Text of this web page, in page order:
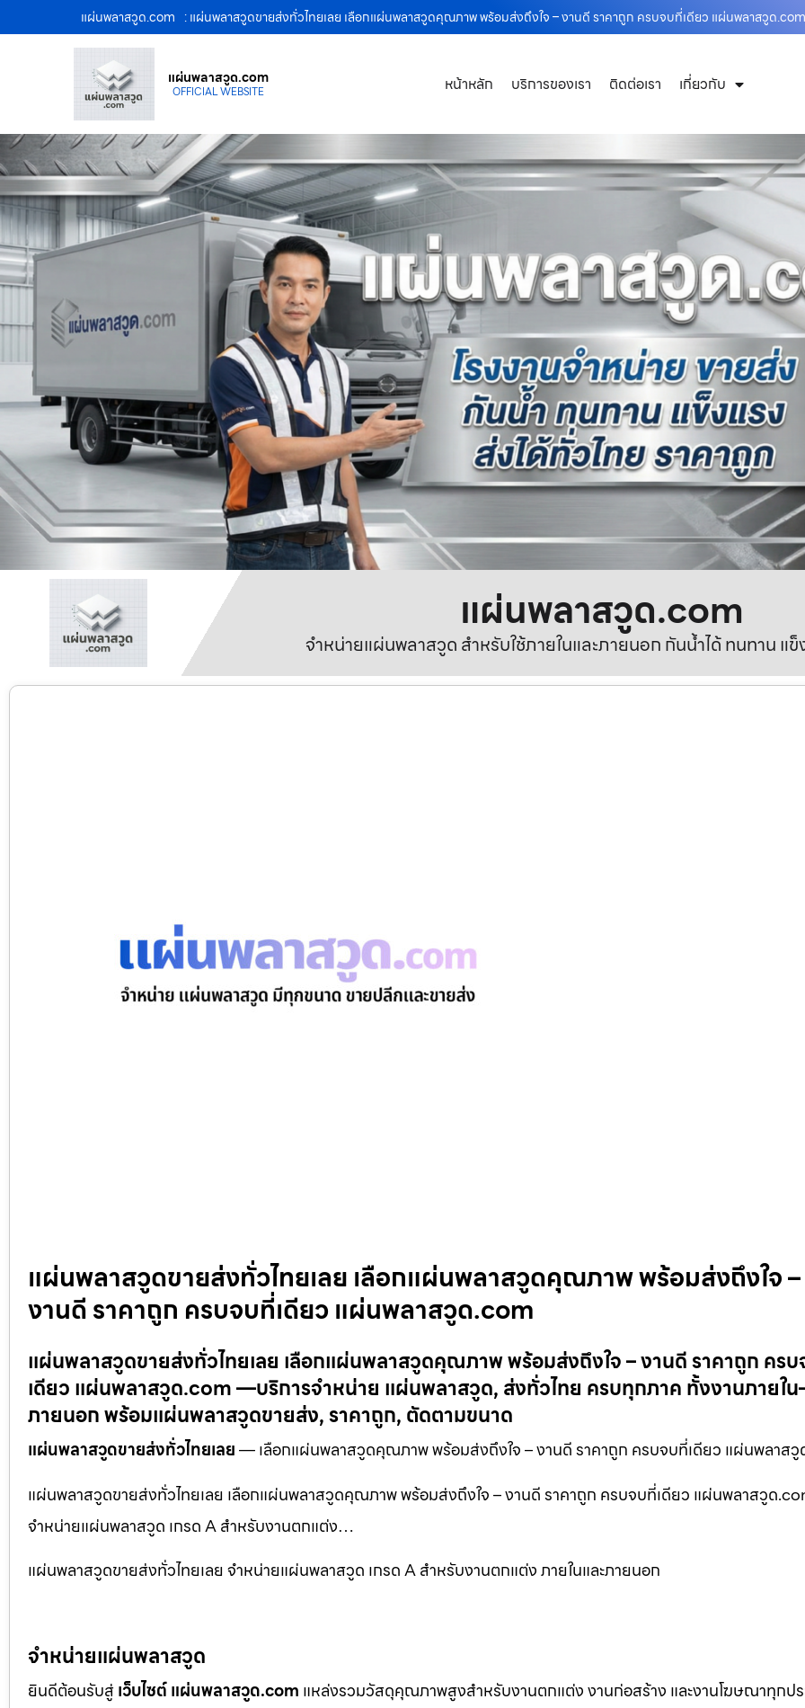
แผ่นพลาสวูด.com : แผ่นพลาสวูดขายส่งทั่วไทยเลย เลือกแผ่นพลาสวูดคุณภาพ พร้อมส่งถึงใจ – งานดี ราคาถูก ครบจบที่เดียว แผ่นพลาสวูด.com
แผ่นพลาสวูด.com
OFFICIAL WEBSITE หน้าหลัก บริการของเรา ติดต่อเรา เกี่ยวกับ
แผ่นพลาสวูด.com
จำหน่ายแผ่นพลาสวูด สำหรับใช้ภายในและภายนอก กันน้ำได้ ทนทาน แข็
แผ่นพลาสวูดขายส่งทั่วไทยเลย เลือกแผ่นพลาสวูดคุณภาพ พร้อมส่งถึงใจ –
งานดี ราคาถูก ครบจบที่เดียว แผ่นพลาสวูด.com
แผ่นพลาสวูดขายส่งทั่วไทยเลย เลือกแผ่นพลาสวูดคุณภาพ พร้อมส่งถึงใจ – งานดี ราคาถูก คร
เดียว แผ่นพลาสวูด.com —บริการจำหน่าย แผ่นพลาสวูด, ส่งทั่วไทย ครบทุกภาค ทั้งงานภายใน
ภายนอก พร้อมแผ่นพลาสวูดขายส่ง, ราคาถูก, ตัดตามขนาด
แผ่นพลาสวูดขายส่งทั่วไทยเลย— เลือกแผ่นพลาสวูดคุณภาพ พร้อมส่งถึงใจ – งานดี ราคาถูก ครบจบที่เดียว แผ่นพลาส
แผ่นพลาสวูดขายส่งทั่วไทยเลย เลือกแผ่นพลาสวูดคุณภาพ พร้อมส่งถึงใจ – งานดี ราคาถูก ครบจบที่เดียว แผ่นพลาสวูด
จำหน่ายแผ่นพลาสวูด เกรด A สำหรับงานตกแต่ง…
แผ่นพลาสวูดขายส่งทั่วไทยเลย จำหน่ายแผ่นพลาสวูด เกรด A สำหรับงานตกแต่ง ภายในและภายนอก
จำหน่ายแผ่นพลาสวูด
ยินดีต้อนรับสู่เว็บไซต์ แผ่นพลาสวูด.com แหล่งรวมวัสดุคุณภาพสูงสำหรับงานตกแต่ง งานก่อสร้าง และงานโฆษณาทุกประ